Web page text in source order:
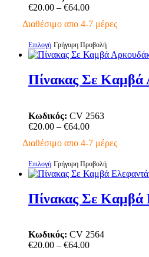
μπορούν
επιλεγούν
στη
σελίδα
του
προϊόντος
€20.00 – €64.00Price
€20.00
€64.00
Διαθέσιμο απο 4-7 μέρες
Επιλογή Αυτό
το
πολλαπλές
επιλογές
μπορούν
επιλεγούν
στη
σελίδα
του
προϊόντος
Γρήγορη Προβολή
Πίνακας Σε Καμβά
Κωδικός: CV 2563
€20.00 – €64.00Price
€20.00
€64.00
Διαθέσιμο απο 4-7 μέρες
Επιλογή Αυτό
το
πολλαπλές
επιλογές
μπορούν
Γρήγορη Προβολή
Πίνακας Σε Καμβά
Κωδικός: CV 2564
€20.00 – €64.00Price